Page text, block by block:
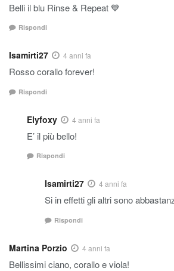
Belli il blu Rinse & Repeat 💙
Rispondi
Isamirti27 4 anni fa
Rosso corallo forever!
Rispondi
Elyfoxy 4 anni fa
E’ il più bello!
Rispondi
Isamirti27 4 anni fa
Si in effetti gli altri sono
Rispondi
Martina Porzio 4 anni fa
Bellissimi ciano, corallo e viola!